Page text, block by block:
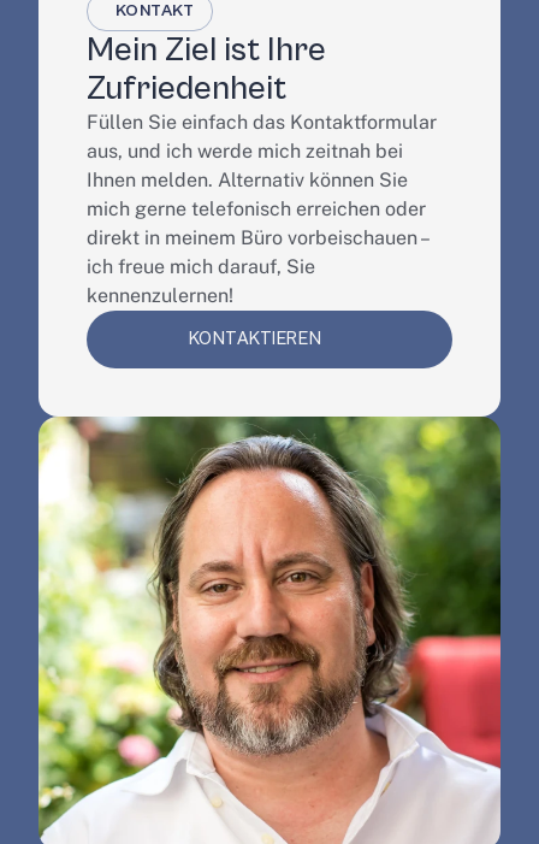
KONTAKT
Mein Ziel ist Ihre
Zufriedenheit
Füllen Sie einfach das Kontaktformular
aus, und ich werde mich zeitnah bei
Ihnen melden. Alternativ können Sie
mich gerne telefonisch erreichen oder
direkt in meinem Büro vorbeischauen –
ich freue mich darauf, Sie
kennenzulernen!
KONTAKTIEREN